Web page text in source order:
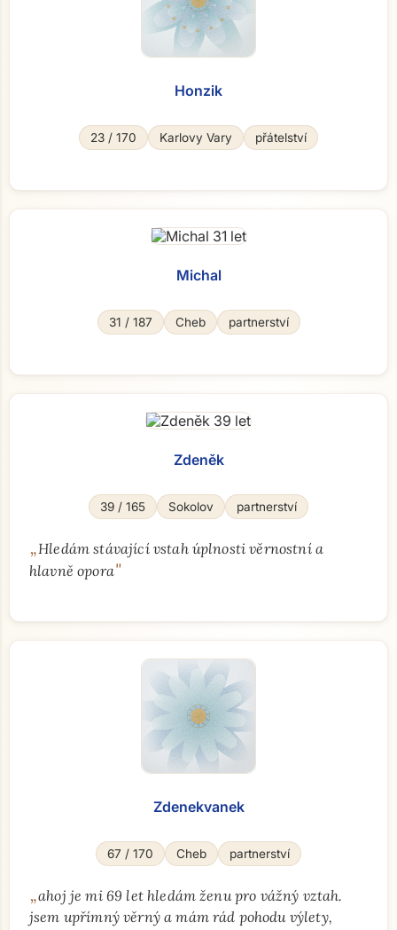
Honzik
23 / 170 Karlovy Vary přátelství
Michal
31 / 187 Cheb partnerství
Zdeněk
39 / 165 Sokolov partnerství
„Hledám stávající vstah úplnosti věrnostní a
hlavně opora"
Zdenekvanek
67 / 170 Cheb partnerství
„ahoj je mi 69 let hledám ženu pro vážný vztah.
jsem upřímný věrný a mám rád pohodu výlety,